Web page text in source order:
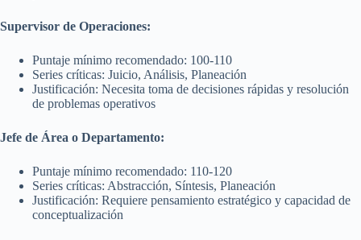
Supervisor de Operaciones:
Puntaje mínimo recomendado: 100-110
Series críticas: Juicio, Análisis, Planeación
Justificación: Necesita toma de decisiones rápidas y resolución
de problemas operativos
Jefe de Área o Departamento:
Puntaje mínimo recomendado: 110-120
Series críticas: Abstracción, Síntesis, Planeación
Justificación: Requiere pensamiento estratégico y capacidad de
conceptualización